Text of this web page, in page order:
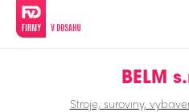
BELM
Stroje, suroviny,